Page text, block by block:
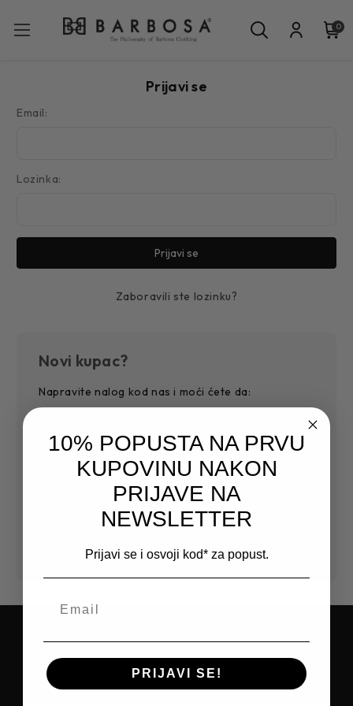
0
Prijavi se
Email:
Lozinka:
Zaboravili ste lozinku?
Novi kupac?
Napravite nalog kod nas i moći ćete da:
Sačuvajte više adresa za dostavu
Pristupite historiji narudžbi
Pratite nove narudžbe
Sačuvajte artikle na Vašoj listi želja
PRIJAVITE SE NA NEWSLETTER I
OSTVARITE
10% POPUSTA NA PRVU
KUPOVINU NAKON
PRIJAVE NA
NEWSLETTER
Prijavi se i osvoji kod* za popust.
PRIJAVI SE!